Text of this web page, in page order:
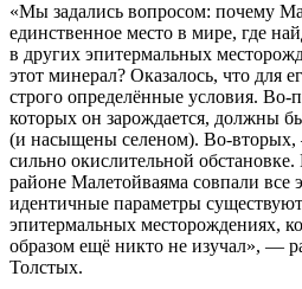
«Мы задались вопросом: почему
единственное место в мире, где
в других эпитермальных
этот минерал? Оказалось, что для
строго определённые условия. Во-
которых он зарождается, должны
(и насыщены селеном). Во-вторых,
сильно окислительной
районе Малетойваяма совпали все
идентичные параметры
эпитермальных месторождениях,
образом ещё никто не изучал», —
Толстых.